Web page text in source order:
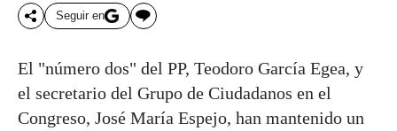
Seguir en
El "número dos" del PP, Teodoro García Egea, y
el secretario del Grupo de Ciudadanos en el
Congreso, José María Espejo, han mantenido un